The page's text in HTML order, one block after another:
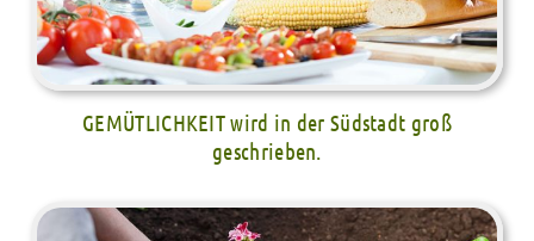
GEMÜTLICHKEIT wird in der Südstadt groß
geschrieben.